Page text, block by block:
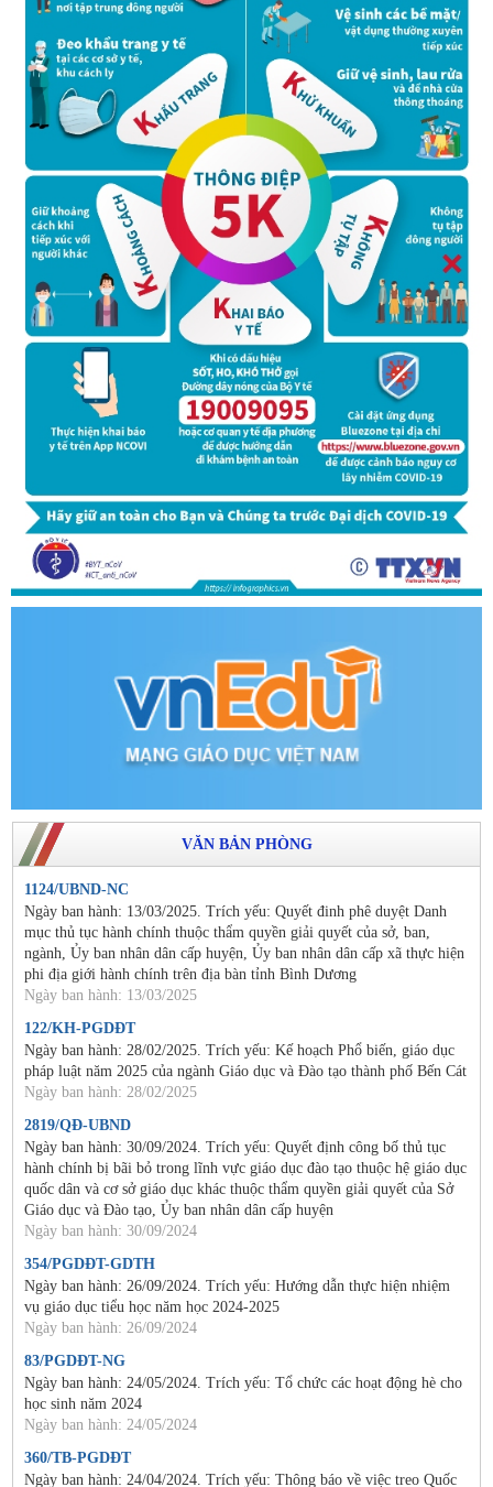
VĂN BẢN PHÒNG
1124/UBND-NC
Ngày ban hành: 13/03/2025. Trích yếu: Quyết đinh phê duyệt Danh
mục thủ tục hành chính thuộc thẩm quyền giải quyết của sở, ban,
ngành, Ủy ban nhân dân cấp huyện, Ủy ban nhân dân cấp xã thực hiện
phi địa giới hành chính trên địa bàn tỉnh Bình Dương
Ngày ban hành: 13/03/2025
122/KH-PGDĐT
Ngày ban hành: 28/02/2025. Trích yếu: Kế hoạch Phổ biến, giáo dục
pháp luật năm 2025 của ngành Giáo dục và Đào tạo thành phố Bến Cát
Ngày ban hành: 28/02/2025
2819/QĐ-UBND
Ngày ban hành: 30/09/2024. Trích yếu: Quyết định công bố thủ tục
hành chính bị bãi bỏ trong lĩnh vực giáo dục đào tạo thuộc hệ giáo dục
quốc dân và cơ sở giáo dục khác thuộc thẩm quyền giải quyết của Sở
Giáo dục và Đào tạo, Ủy ban nhân dân cấp huyện
Ngày ban hành: 30/09/2024
354/PGDĐT-GDTH
Ngày ban hành: 26/09/2024. Trích yếu: Hướng dẫn thực hiện nhiệm
vụ giáo dục tiểu học năm học 2024-2025
Ngày ban hành: 26/09/2024
83/PGDĐT-NG
Ngày ban hành: 24/05/2024. Trích yếu: Tổ chức các hoạt động hè cho
học sinh năm 2024
Ngày ban hành: 24/05/2024
360/TB-PGDĐT
Ngày ban hành: 24/04/2024. Trích yếu: Thông báo về việc treo Quốc